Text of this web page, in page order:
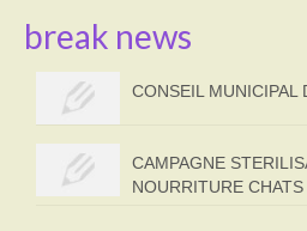
break news
CONSEIL MUNICIPAL
CAMPAGNE
NOURRITURE